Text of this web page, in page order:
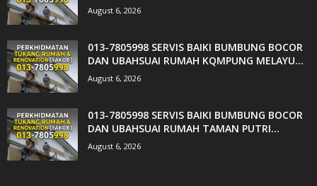
August 6, 2026
013-7805998 SERVIS BAIKI BUMBUNG BOCOR
DAN UBAHSUAI RUMAH KQMPUNG MELAYU...
August 6, 2026
013-7805998 SERVIS BAIKI BUMBUNG BOCOR
DAN UBAHSUAI RUMAH TAMAN PUTRI...
August 6, 2026